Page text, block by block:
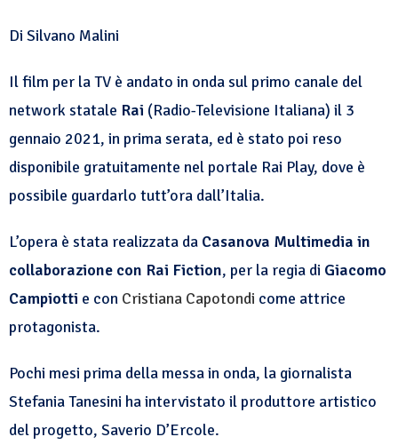
Di Silvano Malini
Il film per la TV è andato in onda sul primo canale del
network statale Rai (Radio-Televisione Italiana) il 3
gennaio 2021, in prima serata, ed è stato poi reso
disponibile gratuitamente nel portale Rai Play, dove è
possibile guardarlo tutt’ora dall’Italia.
L’opera è stata realizzata da Casanova Multimedia in
collaborazione con Rai Fiction, per la regia di Giacomo
Campiotti e con Cristiana Capotondi come attrice
protagonista.
Pochi mesi prima della messa in onda, la giornalista
Stefania Tanesini ha intervistato il produttore artistico
del progetto, Saverio D’Ercole.